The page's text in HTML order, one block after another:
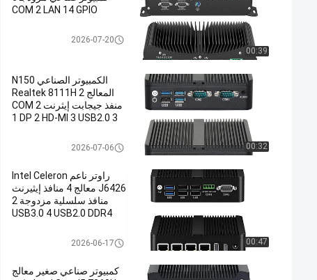
00:39
COM 2 LAN 14 GPIO
الكمبيوتر الصناعي2026-07-20
00:32
الكمبيوتر الصناعي N150
المعالج 2 Realtek 8111H
منفذ جيجابت إيثرنت 2 COM
1 DP 2 HD-MI 3 USB2.0 3
الكمبيوتر الصناعي2026-07-06
00:47
راوتر ناعم Intel Celeron
J6426 معالج 4 منافذ إيثيرنث
منافذ سلسلية مزدوجة 2
USB3.0 4 USB2.0 DDR4
كمبيوتر صناعي صغير
الكمبيوتر الصناعي2026-06-17
كمبيوتر صناعي صغير معالج